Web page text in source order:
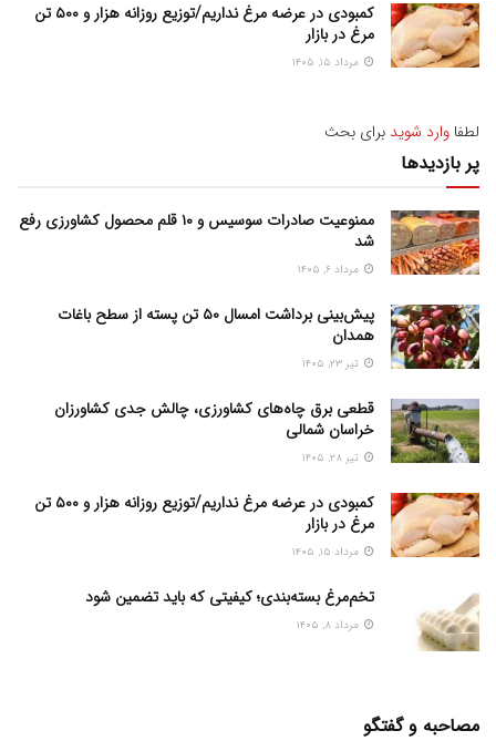
کمبودی در عرضه مرغ نداریم/توزیع روزانه هزار و ۵۰۰ تن
مرغ در بازار
مرداد ۱۵, ۱۴۰۵
لطفا وارد شوید برای بحث
پر بازدیدها
ممنوعیت صادرات سوسیس و ۱۰ قلم محصول کشاورزی رفع
شد
مرداد ۶, ۱۴۰۵
پیش‌بینی برداشت امسال ۵۰ تن پسته از سطح باغات
همدان
تیر ۲۳, ۱۴۰۵
قطعی برق چاه‌های کشاورزی، چالش جدی کشاورزان
خراسان شمالی
تیر ۲۸, ۱۴۰۵
کمبودی در عرضه مرغ نداریم/توزیع روزانه هزار و ۵۰۰ تن
مرغ در بازار
مرداد ۱۵, ۱۴۰۵
تخم‌مرغ بسته‌بندی؛ کیفیتی که باید تضمین شود
مرداد ۸, ۱۴۰۵
مصاحبه و گفتگو